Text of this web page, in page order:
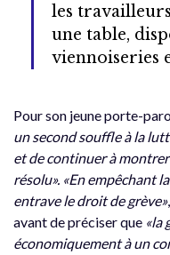
les
une table,
viennoiseries
Pour son jeune porte-
un second souffle à la
et de continuer à
résolu». «En empêchant
entrave le droit de grève»
avant de préciser que «la
économiquement à un